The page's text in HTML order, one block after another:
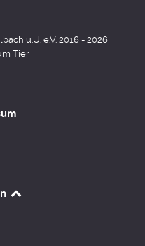
u.U. e.V. 2016 - 2026
Tier